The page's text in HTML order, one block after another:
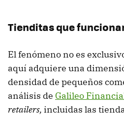
Tienditas que
El fenómeno no es
aquí adquiere una
densidad de pequeños
análisis de Galileo
retailers, incluidas las